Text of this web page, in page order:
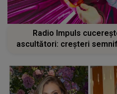
Radio Impuls
ascultători: creșteri